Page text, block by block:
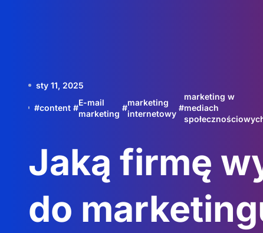
sty 11, 2025
#content #
E-mail
marketing
#
marketing
internetowy
#
marketing w
mediach
Jaką firmę
do